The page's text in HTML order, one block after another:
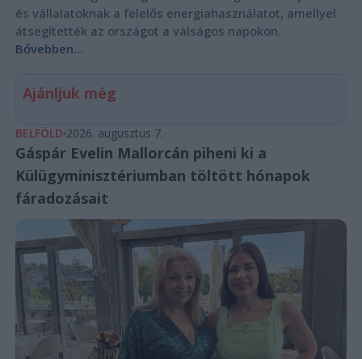
és vállalatoknak a felelős energiahasználatot, amellyel
átsegítették az országot a válságos napokon.
Bővebben...
Ajánljuk még
BELFÖLD 2026. augusztus 7.
Gáspár Evelin Mallorcán piheni ki a
Külügyminisztériumban töltött hónapok
fáradozásait